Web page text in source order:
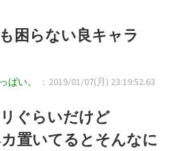
困らない良キャラ
ぱい。
：2019/01/07(月) 23:19:52.63
ぐらいだけど
置いてるとそんなに